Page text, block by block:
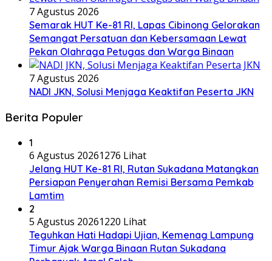
7 Agustus 2026
Semarak HUT Ke-81 RI, Lapas Cibinong Gelorakan
Semangat Persatuan dan Kebersamaan Lewat
Pekan Olahraga Petugas dan Warga Binaan
7 Agustus 2026
NADI JKN, Solusi Menjaga Keaktifan Peserta JKN
Berita Populer
1
6 Agustus 20261276 Lihat
Jelang HUT Ke-81 RI, Rutan Sukadana Matangkan
Persiapan Penyerahan Remisi Bersama Pemkab
Lamtim
2
5 Agustus 20261220 Lihat
Teguhkan Hati Hadapi Ujian, Kemenag Lampung
Timur Ajak Warga Binaan Rutan Sukadana